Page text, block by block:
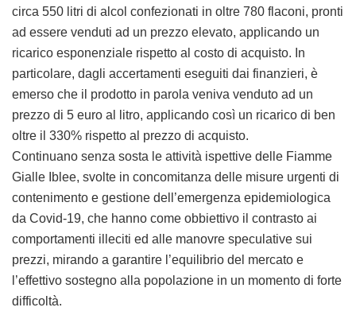
circa 550 litri di alcol confezionati in oltre 780 flaconi, pronti
ad essere venduti ad un prezzo elevato, applicando un
ricarico esponenziale rispetto al costo di acquisto. In
particolare, dagli accertamenti eseguiti dai finanzieri, è
emerso che il prodotto in parola veniva venduto ad un
prezzo di 5 euro al litro, applicando così un ricarico di ben
oltre il 330% rispetto al prezzo di acquisto.
Continuano senza sosta le attività ispettive delle Fiamme
Gialle Iblee, svolte in concomitanza delle misure urgenti di
contenimento e gestione dell’emergenza epidemiologica
da Covid-19, che hanno come obbiettivo il contrasto ai
comportamenti illeciti ed alle manovre speculative sui
prezzi, mirando a garantire l’equilibrio del mercato e
l’effettivo sostegno alla popolazione in un momento di forte
difficoltà.